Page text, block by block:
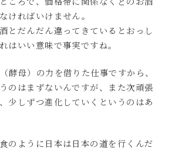
ければいけません。
とだんだん違ってきているとおっし
はいい意味で事実ですね。
酵母）の力を借りた仕事ですから、
のはまずないんですが、また次頑張
少しずつ進化していくというのはあ
のように日本は日本の道を行くんだ